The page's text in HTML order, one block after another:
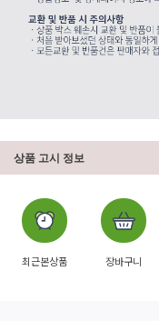
상품 고시 정보
최근본상품 장바구니